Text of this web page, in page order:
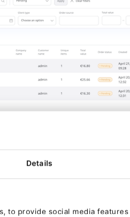
Details
to provide social media